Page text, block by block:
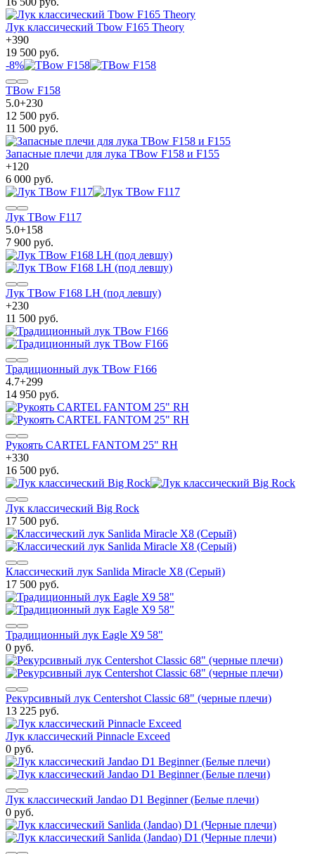
Лук классический Tbow F165 Theory
+390
19 500 руб.
-8%
TBow F158
5.0+230
12 500 руб.
11 500 руб.
Запасные плечи для лука TBow F158 и F155
+120
6 000 руб.
Лук TBow F117
5.0+158
7 900 руб.
Лук TBow F168 LH (под левшу)
+230
11 500 руб.
Традиционный лук TBow F166
4.7+299
14 950 руб.
Рукоять CARTEL FANTOM 25" RH
+330
16 500 руб.
Лук классический Big Rock
17 500 руб.
Классический лук Sanlida Miracle X8 (Серый)
17 500 руб.
Традиционный лук Eagle X9 58"
0 руб.
Рекурсивный лук Centershot Classic 68" (черные плечи)
13 225 руб.
Лук классический Pinnacle Exceed
0 руб.
Лук классический Jandao D1 Beginner (Белые плечи)
0 руб.